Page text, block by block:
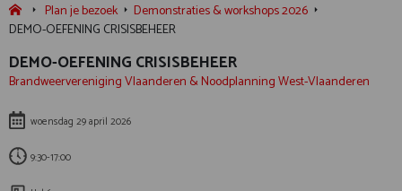
Plan je bezoek
Demonstraties & workshops 2026
DEMO-OEFENING CRISISBEHEER
DEMO-OEFENING CRISISBEHEER
Brandweervereniging Vlaanderen & Noodplanning West-Vlaanderen
woensdag 29 april 2026
9:30-17:00